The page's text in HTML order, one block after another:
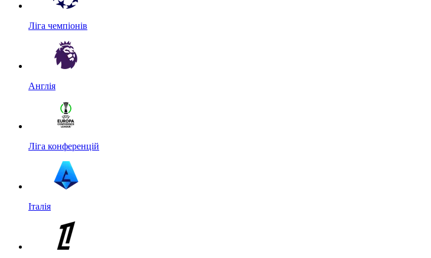
Ліга чемпіонів
Англія
Ліга конференцій
Італія